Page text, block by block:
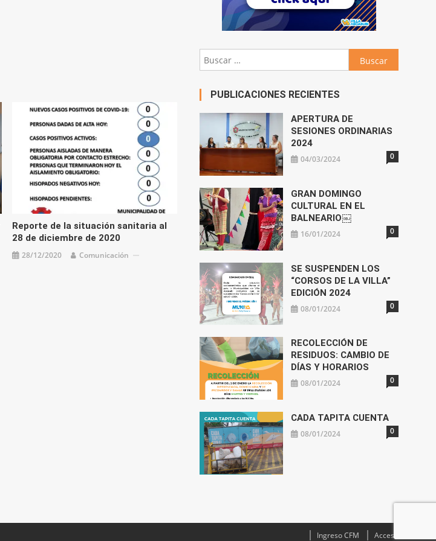
el
volumen.
Reporte de la situación sanitaria al
28 de diciembre de 2020
28/12/2020 Comunicación
Buscar:
PUBLICACIONES RECIENTES
APERTURA DE
SESIONES ORDINARIAS
2024
04/03/2024 0
GRAN DOMINGO
CULTURAL EN EL
BALNEARIO￼
16/01/2024 0
SE SUSPENDEN LOS
“CORSOS DE LA VILLA”
EDICIÓN 2024
08/01/2024 0
RECOLECCIÓN DE
RESIDUOS: CAMBIO DE
DÍAS Y HORARIOS
08/01/2024 0
CADA TAPITA CUENTA
08/01/2024 0
Ingreso CFM Acceso